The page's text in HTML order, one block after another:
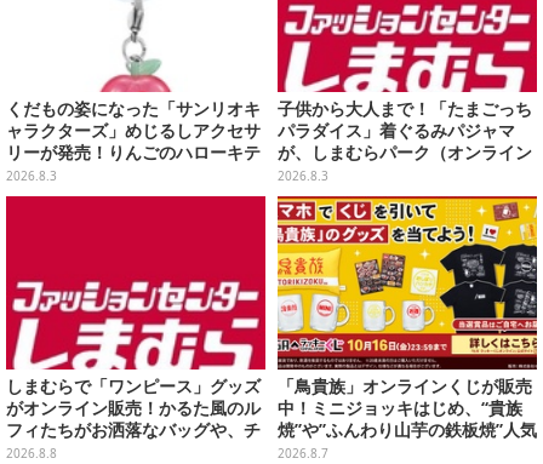
くだもの姿になった「サンリオキ
ャラクターズ」めじるしアクセサ
リーが発売！りんごのハローキテ
ィや、パイナップルのポムポムプ
リンなど全5種
2026.8.3
子供から大人まで！「たまごっち
パラダイス」着ぐるみパジャマ
が、しまむらパーク（オンライン
ストア）にて受注生産
2026.8.3
しまむらで「ワンピース」グッズ
がオンライン販売！かるた風のル
フィたちがお洒落なバッグや、チ
ョッパーが可愛いサンダルも
2026.8.8
「鳥貴族」オンラインくじが販売
中！ミニジョッキはじめ、“貴族
焼”や”ふんわり山芋の鉄板焼”人気
メニューTシャツなどラインナッ
2026.8.7